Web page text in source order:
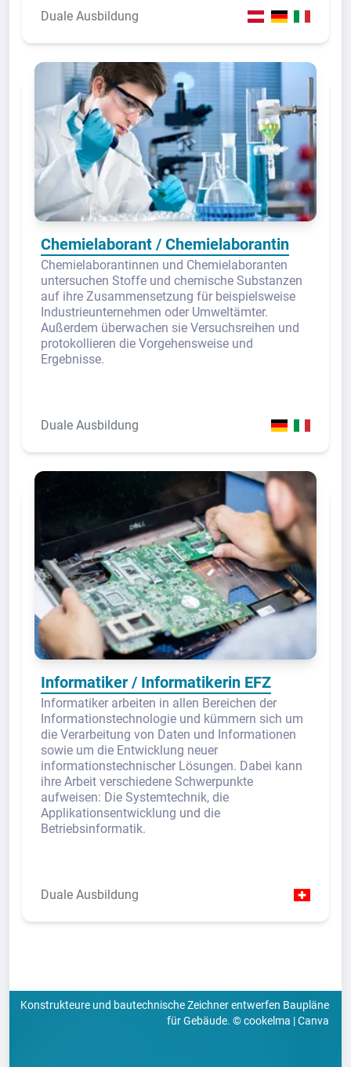
Duale Ausbildung
Chemielaborant / Chemielaborantin
Chemielaborantinnen und Chemielaboranten
untersuchen Stoffe und chemische Substanzen
auf ihre Zusammensetzung für beispielsweise
Industrieunternehmen oder Umweltämter.
Außerdem überwachen sie Versuchsreihen und
protokollieren die Vorgehensweise und
Ergebnisse.
Duale Ausbildung
Informatiker / Informatikerin EFZ
Informatiker arbeiten in allen Bereichen der
Informationstechnologie und kümmern sich um
die Verarbeitung von Daten und Informationen
sowie um die Entwicklung neuer
informationstechnischer Lösungen. Dabei kann
ihre Arbeit verschiedene Schwerpunkte
aufweisen: Die Systemtechnik, die
Applikationsentwicklung und die
Betriebsinformatik.
Duale Ausbildung
Konstrukteure und bautechnische Zeichner entwerfen Baupläne
für Gebäude. © cookelma | Canva